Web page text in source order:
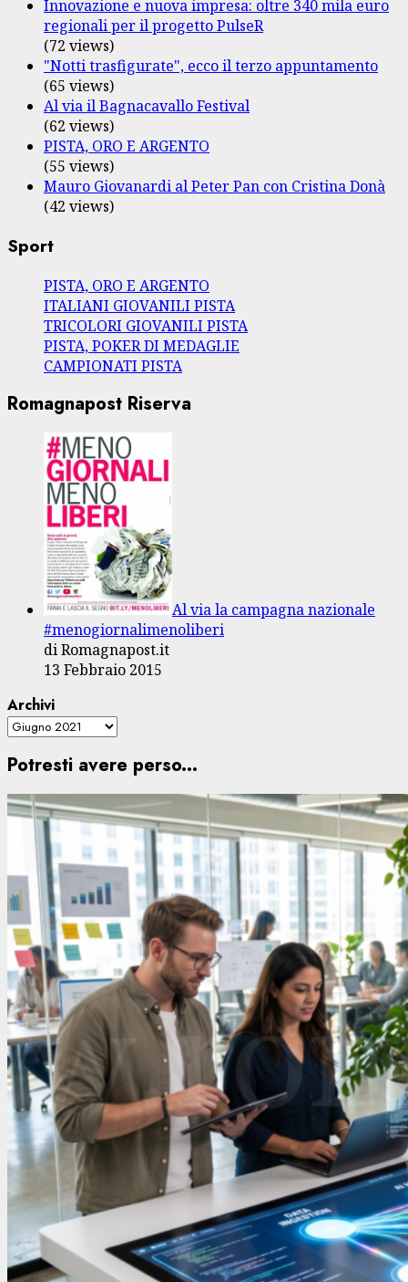
Innovazione e nuova impresa: oltre 340 mila euro
regionali per il progetto PulseR
(72 views)
"Notti trasfigurate", ecco il terzo appuntamento
(65 views)
Al via il Bagnacavallo Festival
(62 views)
PISTA, ORO E ARGENTO
(55 views)
Mauro Giovanardi al Peter Pan con Cristina Donà
(42 views)
Sport
PISTA, ORO E ARGENTO
ITALIANI GIOVANILI PISTA
TRICOLORI GIOVANILI PISTA
PISTA, POKER DI MEDAGLIE
CAMPIONATI PISTA
Romagnapost Riserva
Al via la campagna nazionale
#menogiornalimenoliberi
di Romagnapost.it
13 Febbraio 2015
Archivi
Potresti avere perso...